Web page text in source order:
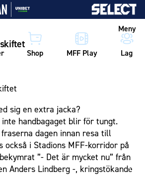
Meny
Shop MFF Play Lag
FF
sig en extra jacka?
inte handbagaget blir för tungt.
dagen innan resa till
i Stadions MFF-korridor på
”- Det är mycket nu” från
Anders Lindberg -, kringstökande